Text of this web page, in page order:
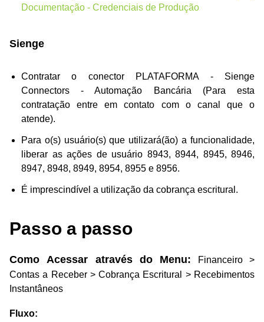
Documentação - Credenciais de Produção
Sienge
Contratar o conector PLATAFORMA - Sienge
Connectors - Automação Bancária (Para esta
contratação entre em contato com o canal que o
atende).
Para o(s) usuário(s) que utilizará(ão) a funcionalidade,
liberar as ações de usuário 8943, 8944, 8945, 8946,
8947, 8948, 8949, 8954, 8955 e 8956.
É imprescindível a utilização da cobrança escritural.
Passo a passo
Como Acessar através do Menu:
Financeiro >
Contas a Receber > Cobrança Escritural > Recebimentos
Instantâneos
Fluxo: